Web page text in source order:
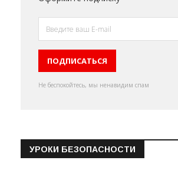
Не беспокойтесь, мы ненавидим спам
УРОКИ БЕЗОПАСНОСТИ